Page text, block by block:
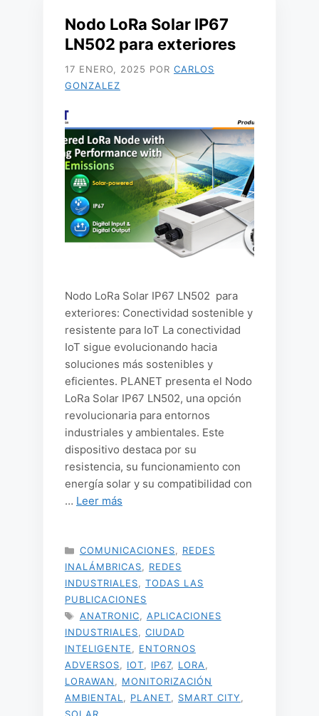
Nodo LoRa Solar IP67
LN502 para exteriores
17 ENERO, 2025 POR CARLOS
GONZALEZ
Nodo LoRa Solar IP67 LN502 para
exteriores: Conectividad sostenible y
resistente para IoT La conectividad
IoT sigue evolucionando hacia
soluciones más sostenibles y
eficientes. PLANET presenta el Nodo
LoRa Solar IP67 LN502, una opción
revolucionaria para entornos
industriales y ambientales. Este
dispositivo destaca por su
resistencia, su funcionamiento con
energía solar y su compatibilidad con
… Leer más
CATEGORÍAS
COMUNICACIONES
REDES
INALÁMBRICAS
REDES
INDUSTRIALES
TODAS LAS
PUBLICACIONES
ETIQUETAS
ANATRONIC
APLICACIONES
INDUSTRIALES
CIUDAD
INTELIGENTE
ENTORNOS
ADVERSOS
IOT IP67, LORA
LORAWAN
MONITORIZACIÓN
AMBIENTAL
PLANET SMART CITY